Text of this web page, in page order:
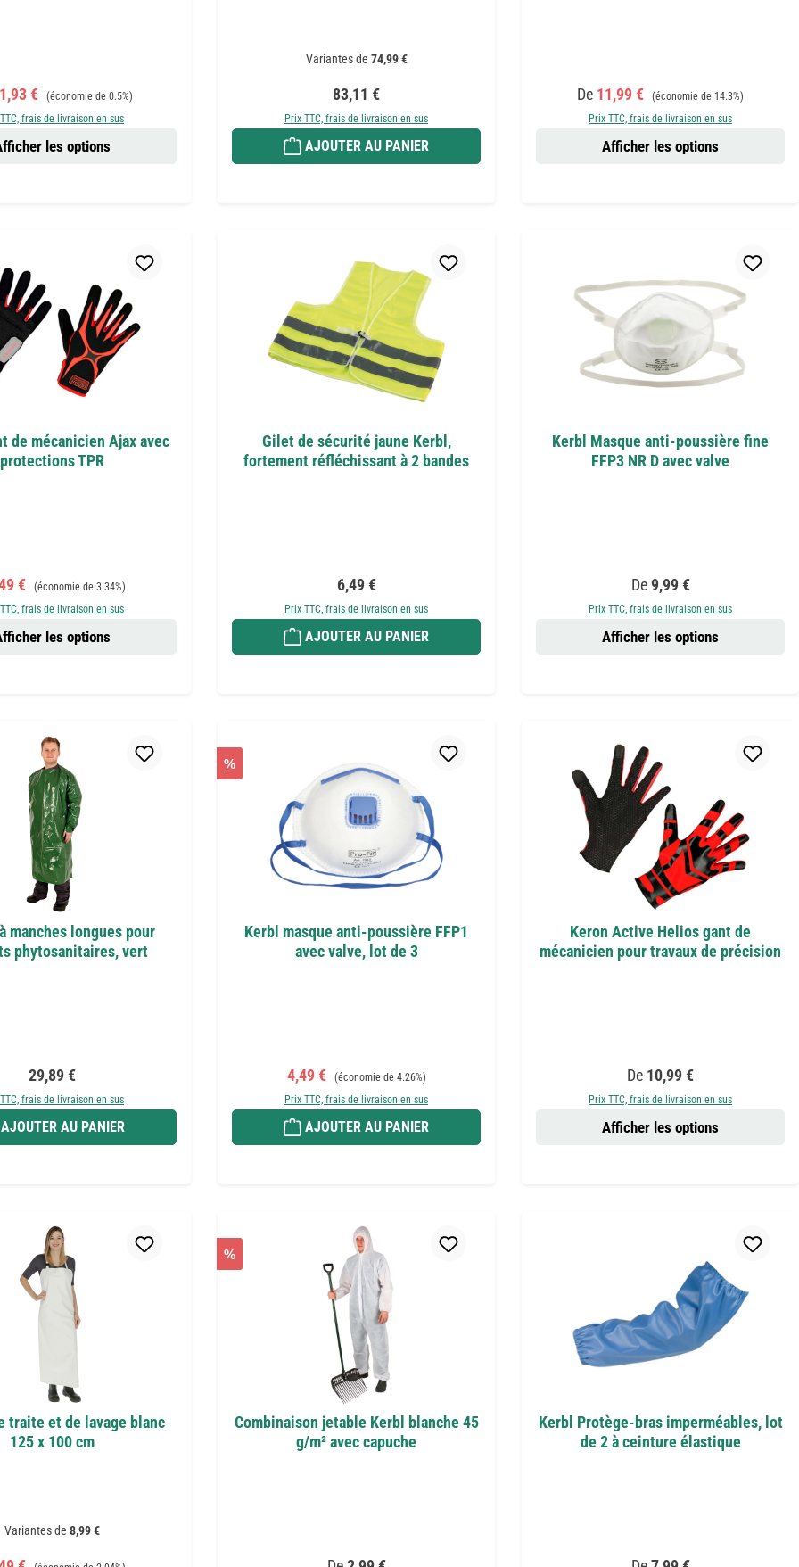
vente :
€ Prix régulier :
(économie de 0.5%)
frais de livraison en sus
les options
Variantes de 74,99 €
Prix régulier :
83,11 €
Prix TTC, frais de livraison en sus
AJOUTER AU PANIER
Prix de vente :
De 11,99 € Prix régulier :
(économie de 14.3%)
Prix TTC, frais de livraison en sus
Afficher les options
de mécanicien Ajax avec
protections TPR
de vente :
€ Prix régulier :
(économie de 3.34%)
frais de livraison en sus
les options
Gilet de sécurité jaune Kerbl,
fortement réfléchissant à 2 bandes
Prix régulier :
6,49 €
Prix TTC, frais de livraison en sus
AJOUTER AU PANIER
Kerbl Masque anti-poussière fine
FFP3 NR D avec valve
Prix régulier :
De9,99 €
Prix TTC, frais de livraison en sus
Afficher les options
manches longues pour
phytosanitaires, vert
Prix régulier :
29,89 €
frais de livraison en sus
AJOUTER AU PANIER
%
Kerbl masque anti-poussière FFP1
avec valve, lot de 3
Prix de vente :
4,49 € Prix régulier :
(économie de 4.26%)
Prix TTC, frais de livraison en sus
AJOUTER AU PANIER
Keron Active Helios gant de
mécanicien pour travaux de précision
Prix régulier :
De 10,99 €
Prix TTC, frais de livraison en sus
Afficher les options
traite et de lavage blanc
125 x 100 cm
Variantes de 8,99 €
Prix régulier :
%
Combinaison jetable Kerbl blanche 45
g/m² avec capuche
Kerbl Protège-bras imperméables, lot
de 2 à ceinture élastique